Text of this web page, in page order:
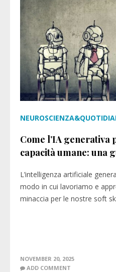
Come l’IA generativa
capacità umane: una
L’intelligenza artificiale
modo in cui lavoriamo e
minaccia per le nostre soft
NOVEMBER 20, 2025
ADD COMMENT